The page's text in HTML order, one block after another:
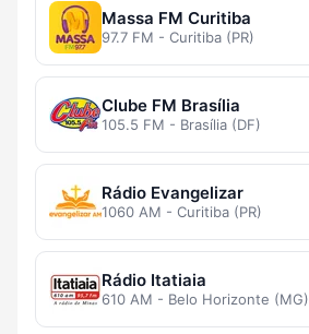
Massa FM Curitiba
97.7 FM - Curitiba (PR)
Clube FM Brasília
105.5 FM - Brasília (DF)
Rádio Evangelizar
1060 AM - Curitiba (PR)
Rádio Itatiaia
610 AM - Belo Horizonte (MG)